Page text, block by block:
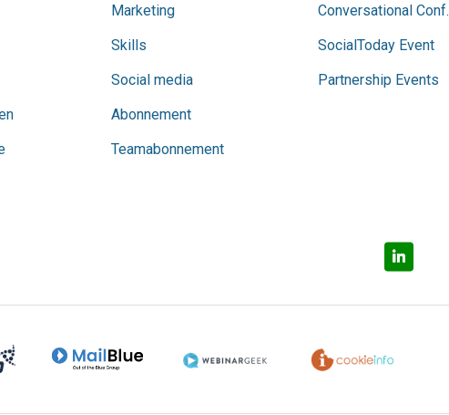
Marketing
Skills
Social media
Abonnement
Teamabonnement
Conversational Conf.
SocialToday Event
Partnership Events